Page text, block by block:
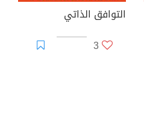
التوافق الذاتي
3